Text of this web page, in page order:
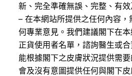
新、完全準確無誤、完整、有效
– 在本網站所提供之任何內容
何專業意見。我們建議閣下在
正貨使用者名單，諮詢醫生或
能根據閣下之皮膚狀況提供需
會及沒有意圖提供任何與閣下